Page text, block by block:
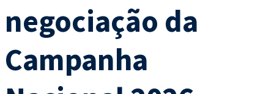
negociação da
Campanha